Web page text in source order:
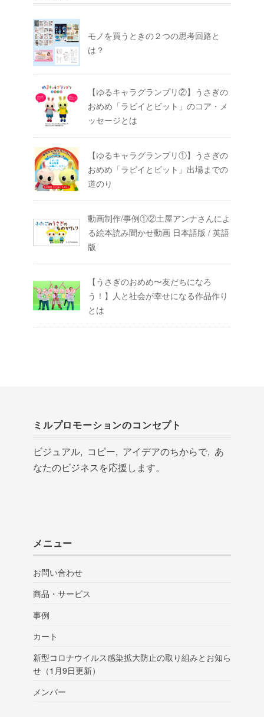
モノを買うときの２つの思考回路と
は？
【ゆるキャラグランプリ②】うさぎの
おめめ「ラビイとビット」のコア・メ
ッセージとは
【ゆるキャラグランプリ①】うさぎの
おめめ「ラビイとビット」出場までの
道のり
動画制作/事例①②土屋アンナさんによ
る絵本読み聞かせ動画 日本語版 / 英語
版
【うさぎのおめめ〜友だちになろ
う！】人と社会が幸せになる作品作り
とは
ミルプロモーションのコンセプト
ビジュアル, コピー, アイデアのちからで, あ
なたのビジネスを応援します。
メニュー
お問い合わせ
商品・サービス
事例
カート
新型コロナウイルス感染拡大防止の取り組みとお知ら
せ（1月9日更新）
メンバー